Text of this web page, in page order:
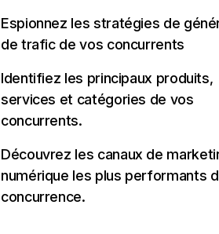
Espionnez les stratégies de
de trafic de vos concurrents
Identifiez les principaux produits,
services et catégories de vos
concurrents.
Découvrez les canaux de
numérique les plus performants
concurrence.